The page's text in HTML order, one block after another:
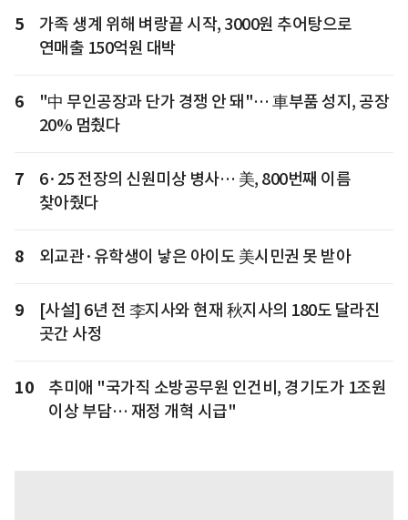
5
가족 생계 위해 벼랑끝 시작, 3000원 추어탕으로
연매출 150억원 대박
6
"中 무인공장과 단가 경쟁 안 돼"… 車부품 성지, 공장
20% 멈췄다
7
6·25 전장의 신원미상 병사… 美, 800번째 이름
찾아줬다
8 외교관·유학생이 낳은 아이도 美시민권 못 받아
9
[사설] 6년 전 李지사와 현재 秋지사의 180도 달라진
곳간 사정
10
추미애 "국가직 소방공무원 인건비, 경기도가 1조원
이상 부담… 재정 개혁 시급"